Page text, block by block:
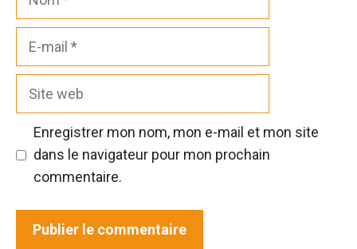
Site
Enregistrer mon nom, mon e-mail et mon site
dans le navigateur pour mon prochain
commentaire.